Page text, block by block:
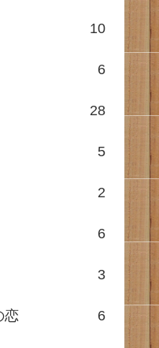
10
6
28
5
2
6
3
恋 6